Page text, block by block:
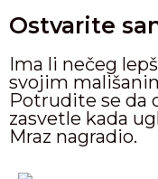
Ostvarite
Ima li nečeg
svojim
Potrudite se da
zasvetle kada
Mraz nagradio.